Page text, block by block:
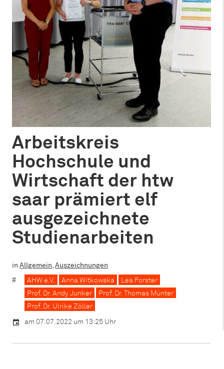
Arbeitskreis
Hochschule und
Wirtschaft der htw
saar prämiert elf
ausgezeichnete
Studienarbeiten
in Allgemein, Auszeichnungen
AHW e.V. Anna Witkowska
Lea Forster
Prof. Dr. Andy Junker
Prof. Dr. Thomas Münter
Prof. Dr. Ulrike Zöller
am 07.07.2022 um 13:25 Uhr